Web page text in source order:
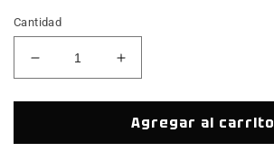
Cantidad
Reducir
cantidad
para
Prologo
Aumentar
cantidad
para
Asiento
Prologo
Agregar al carrito